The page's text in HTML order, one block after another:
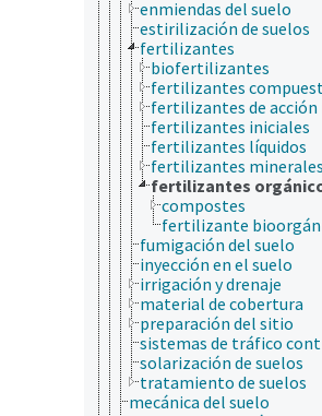
enmiendas del suelo
estirilización de suelos
fertilizantes
biofertilizantes
fertilizantes
fertilizantes de acción
fertilizantes iniciales
fertilizantes líquidos
fertilizantes minerales
fertilizantes
compostes
fertilizante
fumigación del suelo
inyección en el suelo
irrigación y drenaje
material de cobertura
preparación del sitio
sistemas de tráfico
solarización de suelos
tratamiento de suelos
mecánica del suelo